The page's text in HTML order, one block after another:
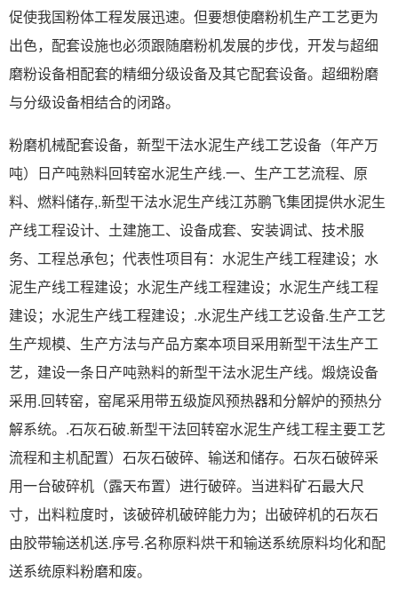
促使我国粉体工程发展迅速。但要想使磨粉机生产工艺更为
出色，配套设施也必须跟随磨粉机发展的步伐，开发与超细
磨粉设备相配套的精细分级设备及其它配套设备。超细粉磨
与分级设备相结合的闭路。
粉磨机械配套设备，新型干法水泥生产线工艺设备（年产万
吨）日产吨熟料回转窑水泥生产线.一、生产工艺流程、原
料、燃料储存,.新型干法水泥生产线江苏鹏飞集团提供水泥生
产线工程设计、土建施工、设备成套、安装调试、技术服
务、工程总承包；代表性项目有：水泥生产线工程建设；水
泥生产线工程建设；水泥生产线工程建设；水泥生产线工程
建设；水泥生产线工程建设；.水泥生产线工艺设备.生产工艺
生产规模、生产方法与产品方案本项目采用新型干法生产工
艺，建设一条日产吨熟料的新型干法水泥生产线。煅烧设备
采用.回转窑，窑尾采用带五级旋风预热器和分解炉的预热分
解系统。.石灰石破.新型干法回转窑水泥生产线工程主要工艺
流程和主机配置）石灰石破碎、输送和储存。石灰石破碎采
用一台破碎机（露天布置）进行破碎。当进料矿石最大尺
寸，出料粒度时，该破碎机破碎能力为；出破碎机的石灰石
由胶带输送机送.序号.名称原料烘干和输送系统原料均化和配
送系统原料粉磨和废。